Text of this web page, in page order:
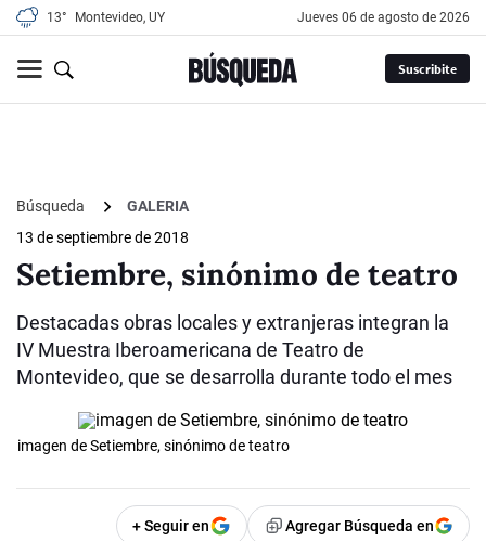
13° Montevideo, UY jueves 06 de agosto de 2026
Suscribite
Búsqueda
GALERIA
13 de septiembre de 2018
Setiembre, sinónimo de teatro
Destacadas obras locales y extranjeras integran la
IV Muestra Iberoamericana de Teatro de
Montevideo, que se desarrolla durante todo el mes
imagen de Setiembre, sinónimo de teatro
+ Seguir en Agregar Búsqueda en